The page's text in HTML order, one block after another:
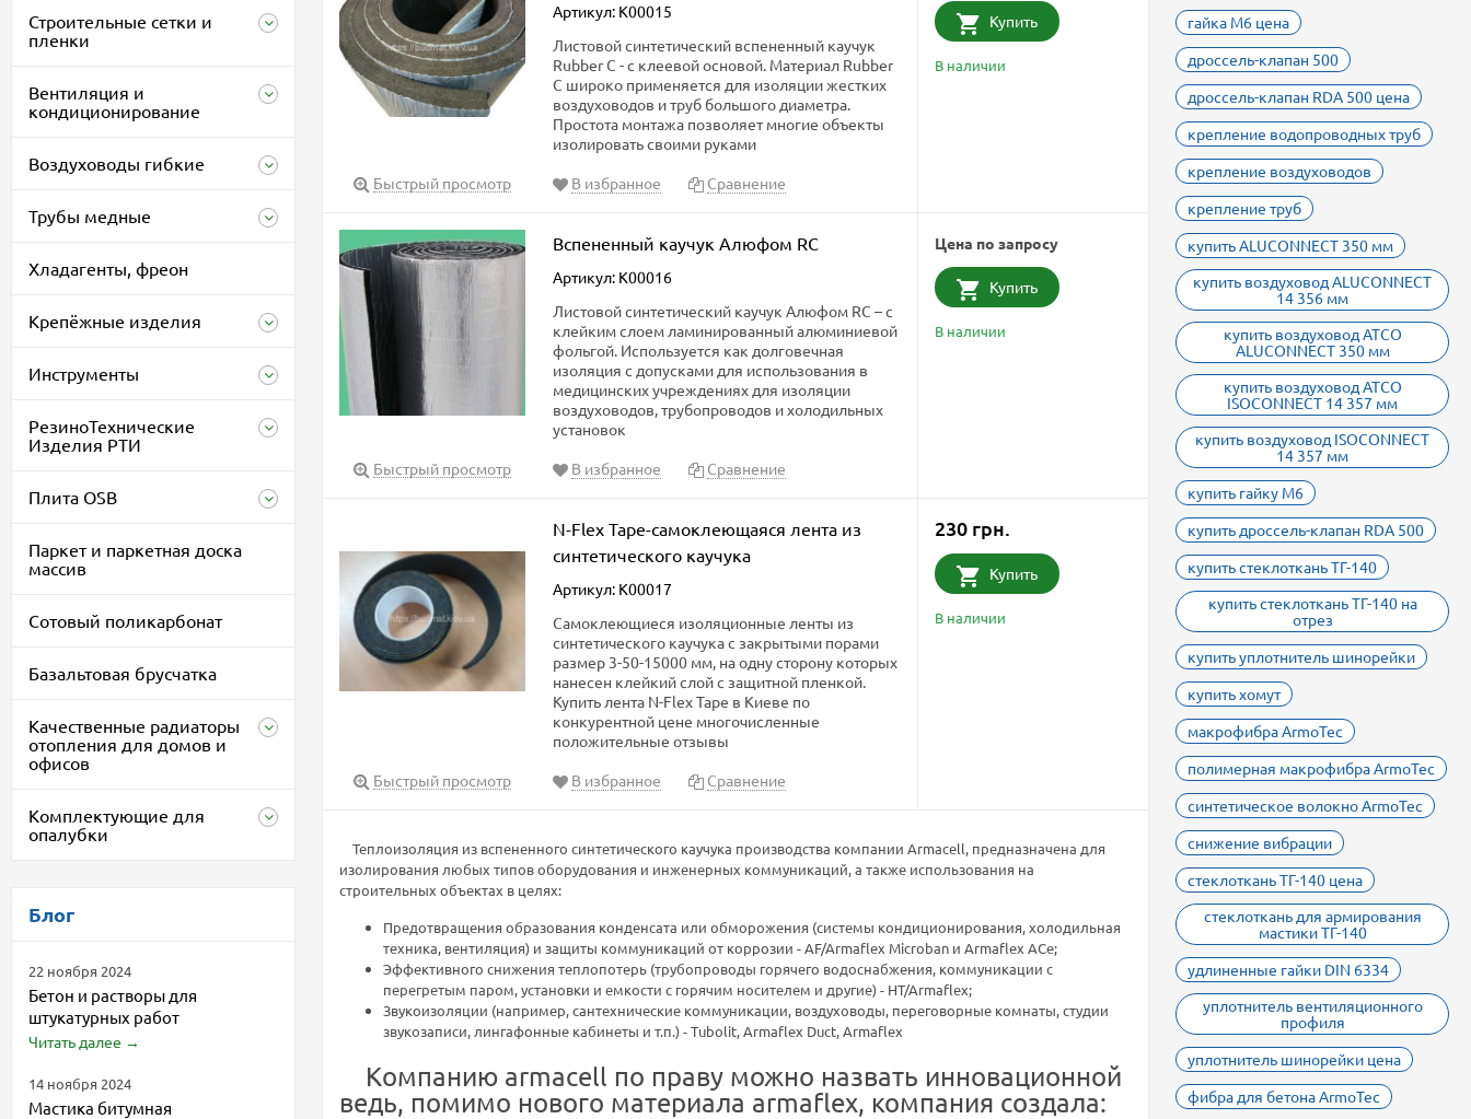
гайка М6 цена
дроссель-клапан 500
дроссель-клапан RDA 500 цена
крепление водопроводных труб
крепление воздуховодов
крепление труб
купить ALUCONNECT 350 мм
купить воздуховод ALUCONNECT
14 356 мм
купить воздуховод ATCO
ALUCONNECT 350 мм
купить воздуховод ATCO
ISOCONNECT 14 357 мм
купить воздуховод ISOCONNECT
14 357 мм
купить гайку М6
купить дроссель-клапан RDA 500
купить стеклоткань ТГ-140
купить стеклоткань ТГ-140 на
отрез
купить уплотнитель шинорейки
купить хомут
макрофибра ArmoTec
полимерная макрофибра ArmoTec
синтетическое волокно ArmoTec
снижение вибрации
стеклоткань ТГ-140 цена
стеклоткань для армирования
мастики ТГ-140
удлиненные гайки DIN 6334
уплотнитель вентиляционного
профиля
уплотнитель шинорейки цена
фибра для бетона ArmoTec
Строительные сетки и
пленки
Вентиляция и
кондиционирование
Воздуховоды гибкие
Трубы медные
Хладагенты, фреон
Крепёжные изделия
Инструменты
РезиноТехнические
Изделия РТИ
Плита OSB
Паркет и паркетная доска
массив
Сотовый поликарбонат
Базальтовая брусчатка
Качественные радиаторы
отопления для домов и
офисов
Комплектующие для
опалубки
Блог
22 ноября 2024
Бетон и растворы для
штукатурных работ
Читать далее →
14 ноября 2024
Мастика битумная
Артикул: K00015
Листовой синтетический вспененный каучук
Rubber C - с клеевой основой. Материал Rubber
C широко применяется для изоляции жестких
воздуховодов и труб большого диаметра.
Простота монтажа позволяет многие объекты
изолировать своими руками
Купить
В наличии
Быстрый просмотр В избранное Сравнение
Вспененный каучук Алюфом RC
Артикул: K00016
Листовой синтетический каучук Алюфом RC – с
клейким слоем ламинированный алюминиевой
фольгой. Используется как долговечная
изоляция с допусками для использования в
медицинских учреждениях для изоляции
воздуховодов, трубопроводов и холодильных
установок
Цена по запросу
Купить
В наличии
Быстрый просмотр В избранное Сравнение
N-Flex Tape-самоклеющаяся лента из
синтетического каучука
Артикул: K00017
Самоклеющиеся изоляционные ленты из
синтетического каучука с закрытыми порами
размер 3-50-15000 мм, на одну сторону которых
нанесен клейкий слой с защитной пленкой.
Купить лента N-Flex Tape в Киеве по
конкурентной цене многочисленные
положительные отзывы
230 грн.
Купить
В наличии
Быстрый просмотр В избранное Сравнение
Теплоизоляция из вспененного синтетического каучука производства компании Armacell, предназначена для
изолирования любых типов оборудования и инженерных коммуникаций, а также использования на
строительных объектах в целях:
Предотвращения образования конденсата или обморожения (системы кондиционирования, холодильная
техника, вентиляция) и защиты коммуникаций от коррозии - AF/Armaflex Microban и Armaflex ACe;
Эффективного снижения теплопотерь (трубопроводы горячего водоснабжения, коммуникации с
перегретым паром, установки и емкости с горячим носителем и другие) - HT/Armaflex;
Звукоизоляции (например, сантехнические коммуникации, воздуховоды, переговорные комнаты, студии
звукозаписи, лингафонные кабинеты и т.п.) - Tubolit, Armaflex Duct, Armaflex
Компанию armacell по праву можно назвать инновационной
ведь, помимо нового материала armaflex, компания создала: